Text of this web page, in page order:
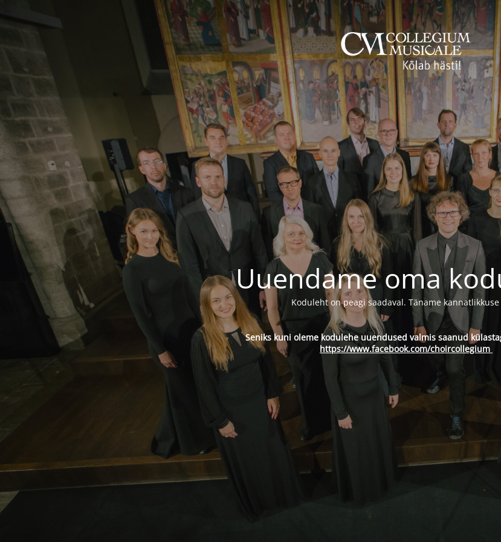
Uuendame oma
Koduleht on peagi saadaval. Täname
Seniks kuni oleme kodulehe uuendused valmis saanud
https://www.facebook.com/choircollegium